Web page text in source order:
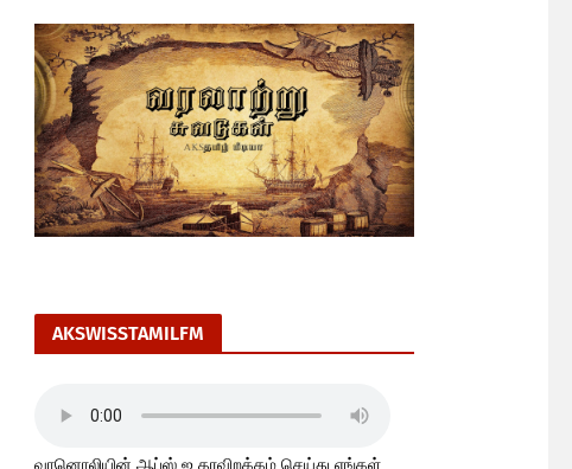
AKSWISSTAMILFM
வானொலியின் ஆப்ஸ் ஐ தரவிறக்கம் செய்து எங்கள்